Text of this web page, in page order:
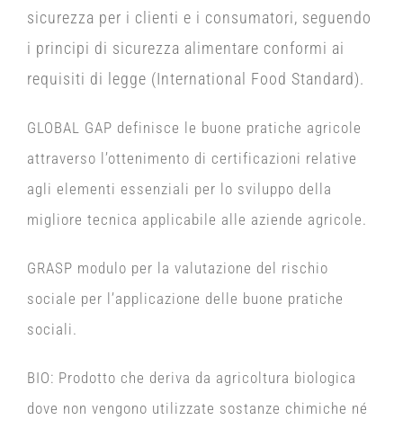
sicurezza per i clienti e i consumatori, seguendo
i principi di sicurezza alimentare conformi ai
requisiti di legge (International Food Standard).
GLOBAL GAP definisce le buone pratiche agricole
attraverso l’ottenimento di certificazioni relative
agli elementi essenziali per lo sviluppo della
migliore tecnica applicabile alle aziende agricole.
GRASP modulo per la valutazione del rischio
sociale per l’applicazione delle buone pratiche
sociali.
BIO: Prodotto che deriva da agricoltura biologica
dove non vengono utilizzate sostanze chimiche né